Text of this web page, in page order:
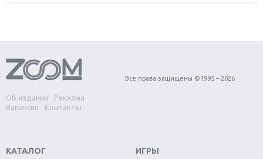
Обзор игры Forza Horizon 4: вершина эволюции
Две важных новинки для консолей: Spider-Man и
Divinity Original Sin 2
Switch
Об издании
Реклама
Вакансии
Контакты
Все права защищены ©1995 – 2026
КАТАЛОГ
ИГРЫ